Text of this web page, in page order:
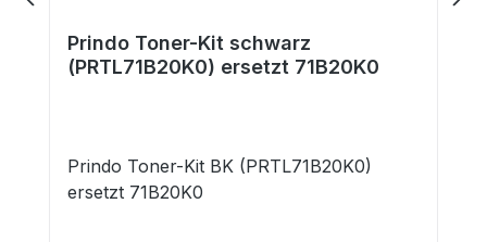
Prindo Toner-Kit schwarz
(PRTL71B20K0) ersetzt 71B20K0
Prindo Toner-Kit BK (PRTL71B20K0)
ersetzt 71B20K0